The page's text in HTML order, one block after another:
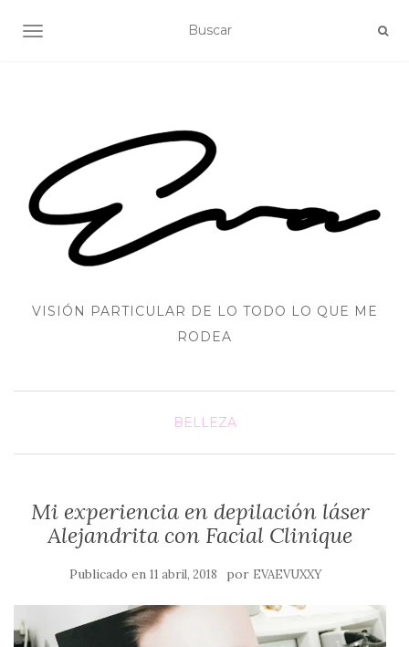
ALTERNAR NAVEGACIÓN
VISIÓN PARTICULAR DE LO TODO LO QUE ME
RODEA
BELLEZA
Mi experiencia en depilación láser
Alejandrita con Facial Clinique
Publicado en 11 abril, 2018 por EVAEVUXXY